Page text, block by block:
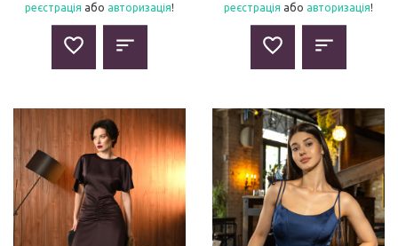
реєстрація або авторизація!
реєстрація або авторизація!